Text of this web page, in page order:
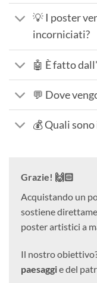
💡 I poster
incorniciati?
🤖 È fatto
💬 Dove
💰 Quali
Grazie! 🙌🏻
Acquistando un
sostiene
poster artistici a
Il nostro
paesaggie del